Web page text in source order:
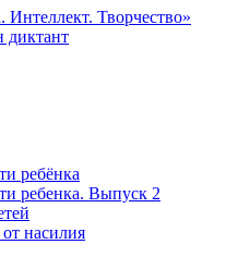
Творчество»
диктант
ребёнка
ребенка. Выпуск 2
насилия